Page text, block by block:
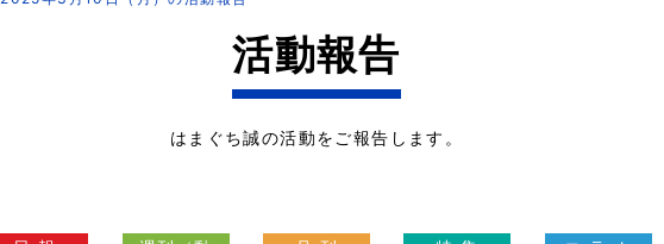
活動報告
はまぐち誠の活動をご報告します。